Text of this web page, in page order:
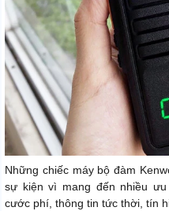
Những chiếc máy bộ đàm
sự kiện vì mang đến nhiều
cước phí, thông tin tức thời, tín